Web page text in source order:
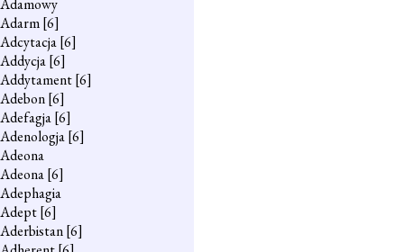
Adamowy
Adarm[6]
Adcytacja[6]
Addycja[6]
Addytament[6]
Adebon[6]
Adefagja[6]
Adenologja[6]
Adeona
Adeona[6]
Adephagia
Adept[6]
Aderbistan[6]